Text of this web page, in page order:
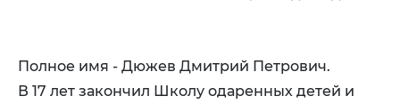
Полное имя - Дюжев Дмитрий Петрович.
В 17 лет закончил Школу одаренных детей и